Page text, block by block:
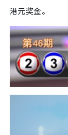
港元奖金。